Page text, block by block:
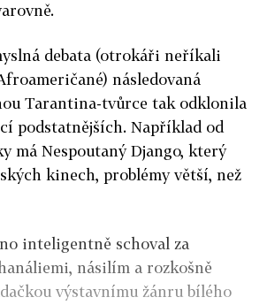
debata (otrokáři neříkali
následovaná
Tarantina-tvůrce tak odklonila
podstatnějších. Například od
má Nespoutaný Django, který
kinech, problémy větší, než
inteligentně schoval za
násilím a rozkošně
výstavnímu žánru bílého